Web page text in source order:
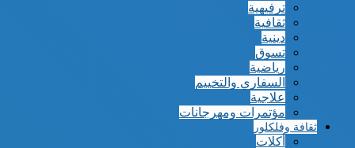
ترفيهية
ثقافية
دينية
تسوق
رياضية
السفاري والتخييم
علاجية
مؤتمرات ومهرجانات
ثقافة وفلكلور
أكلات